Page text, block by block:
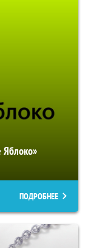
Яблоко»
ПОДРОБНЕЕ